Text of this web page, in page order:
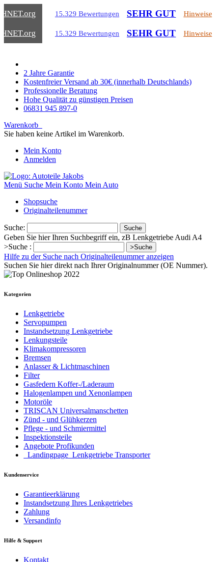
.org 15.329 Bewertungen SEHR GUT Hinweise
.org 15.329 Bewertungen SEHR GUT Hinweise
2 Jahre Garantie
Kostenfreier Versand ab 30€ (innerhalb Deutschlands)
Professionelle Beratung
Hohe Qualität zu günstigen Preisen
06831 945 897-0
Warenkorb
Sie haben keine Artikel im Warenkorb.
Mein Konto
Anmelden
Menü Suche Mein Konto Mein Auto
Shopsuche
Originalteilenummer
Suche: Suche
Geben Sie hier Ihren Suchbegriff ein, zB Lenkgetriebe Audi A4
>Suche :
>Suche
Hilfe zu der Suche nach Originalteilenummer anzeigen
Suchen Sie hier direkt nach Ihrer Originalnummer (OE Nummer).
Kategorien
Lenkgetriebe
Servopumpen
Instandsetzung Lenkgetriebe
Lenkungsteile
Klimakompressoren
Bremsen
Anlasser & Lichtmaschinen
Filter
Gasfedern Koffer-/Laderaum
Halogenlampen und Xenonlampen
Motoröle
TRISCAN Universalmanschetten
Zünd - und Glühkerzen
Pflege - und Schmiermittel
Inspektionsteile
Angebote Profikunden
_Landingpage_Lenkgetriebe Transporter
Kundenservice
Garantieerklärung
Instandsetzung Ihres Lenkgetriebes
Zahlung
Versandinfo
Hilfe & Support
Kontakt